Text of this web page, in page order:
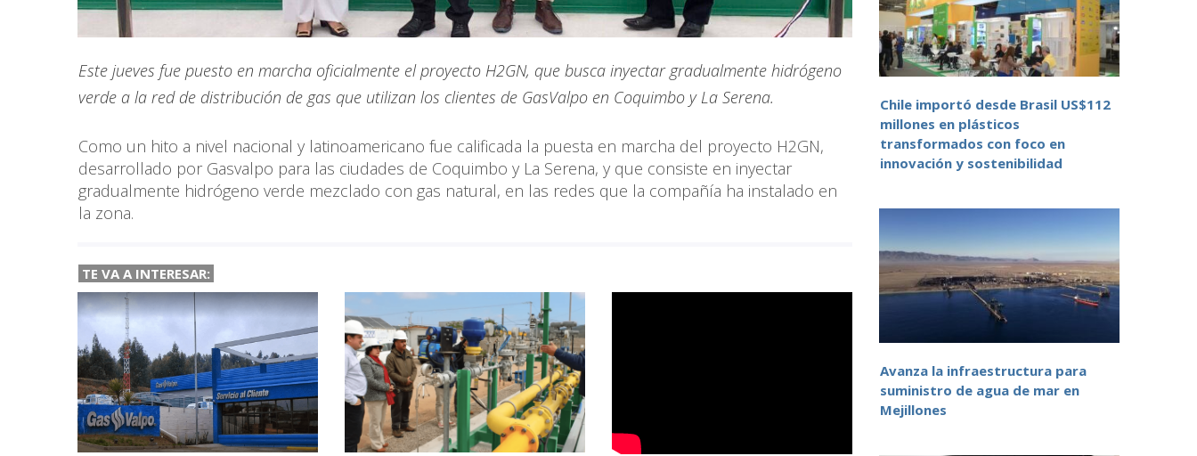
Este jueves fue puesto en marcha oficialmente el proyecto H2GN, que busca inyectar gradualmente hidrógeno
verde a la red de distribución de gas que utilizan los clientes de GasValpo en Coquimbo y La Serena.
Como un hito a nivel nacional y latinoamericano fue calificada la puesta en marcha del proyecto H2GN,
desarrollado por Gasvalpo para las ciudades de Coquimbo y La Serena, y que consiste en inyectar
gradualmente hidrógeno verde mezclado con gas natural, en las redes que la compañía ha instalado en
la zona.
TE VA A INTERESAR:
Chile importó desde Brasil US$112
millones en plásticos
transformados con foco en
innovación y sostenibilidad
Avanza la infraestructura para
suministro de agua de mar en
Mejillones